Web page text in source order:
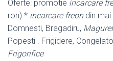
Oferte: promotie incarcare
ron) * incarcare freondin mai
Domnesti, Bragadiru,
Popesti . Frigidere,
Frigorifice